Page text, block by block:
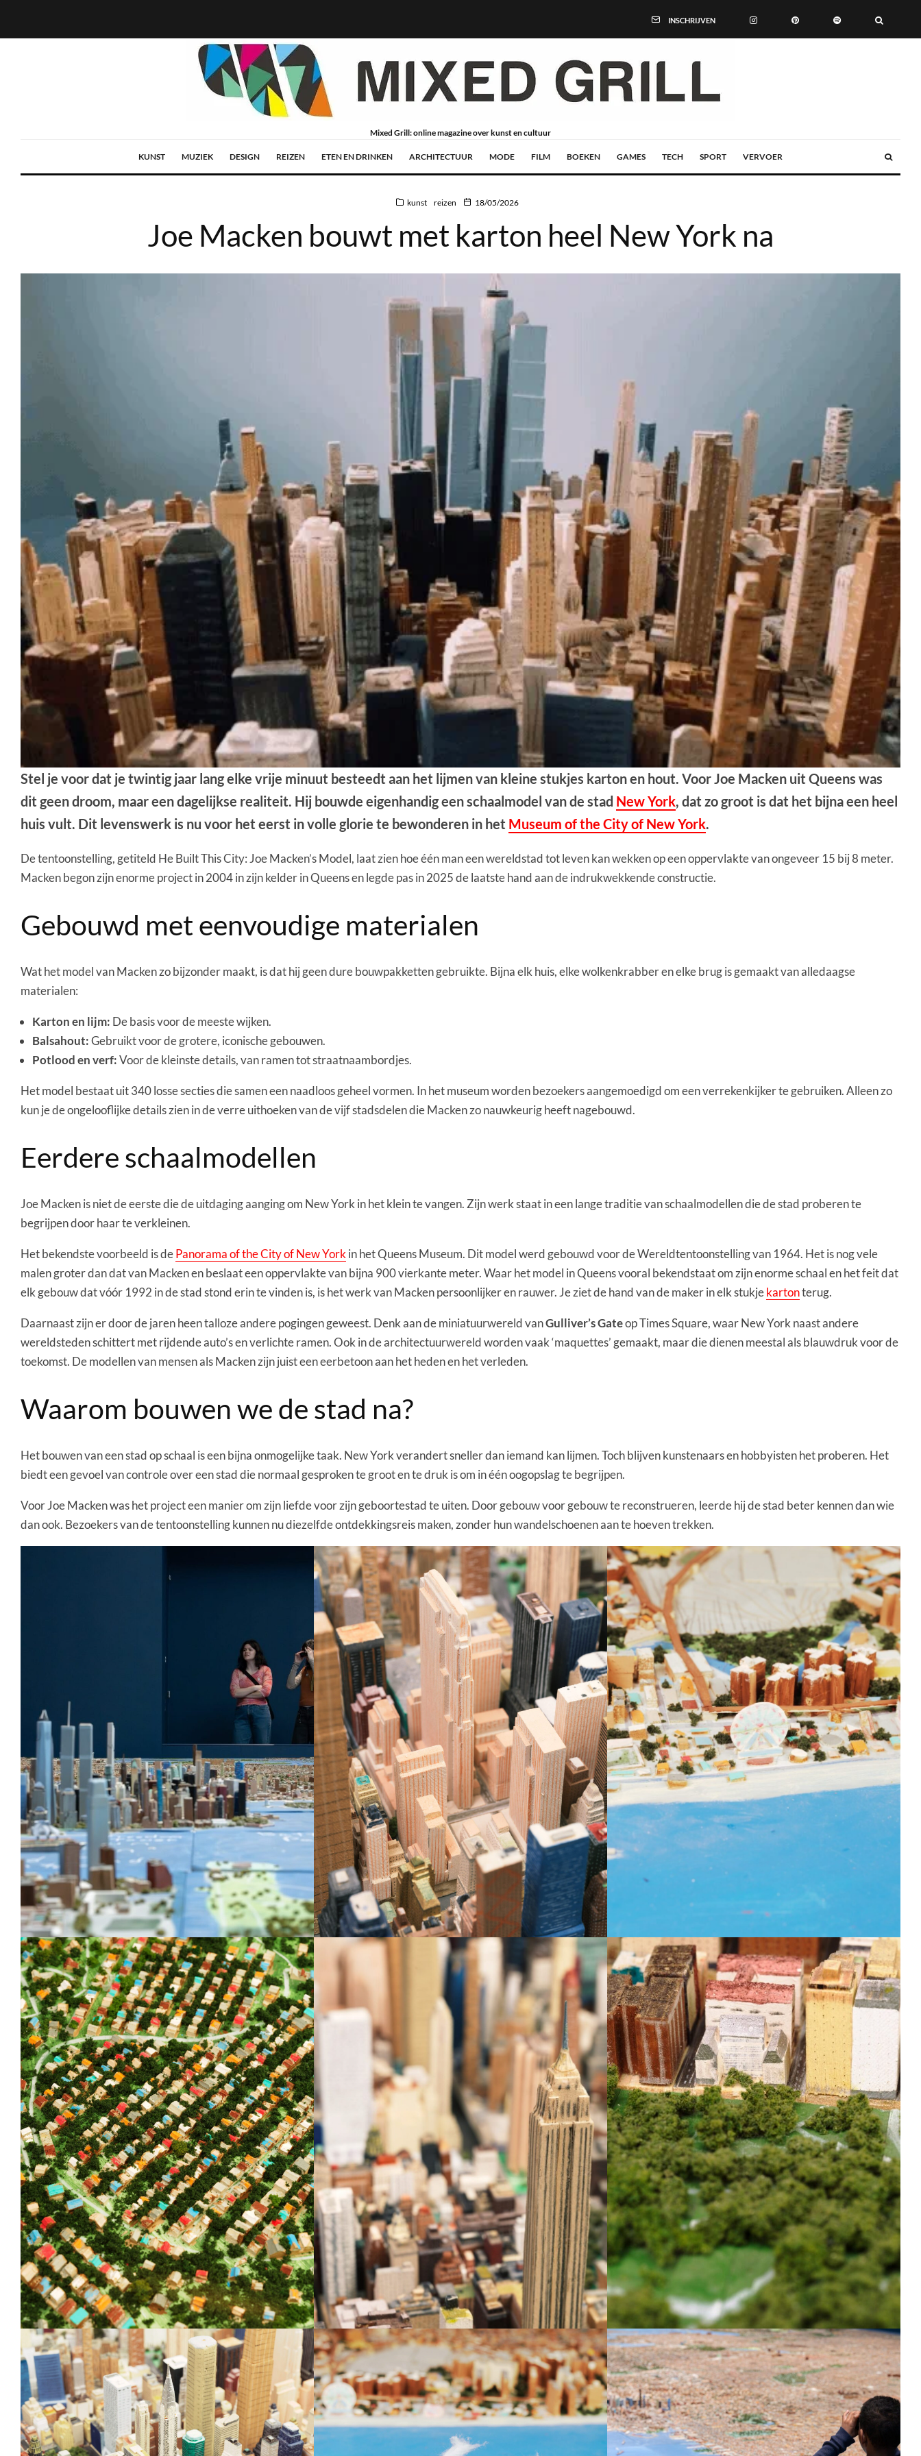
INSCHRIJVEN
Mixed Grill: online magazine over kunst en cultuur
KUNST MUZIEK DESIGN REIZEN ETEN EN DRINKEN ARCHITECTUUR MODE FILM BOEKEN GAMES TECH SPORT VERVOER
kunst reizen 18/05/2026
Joe Macken bouwt met karton heel New York na
Stel je voor dat je twintig jaar lang elke vrije minuut besteedt aan het lijmen van kleine stukjes karton en hout. Voor Joe Macken uit Queens was
dit geen droom, maar een dagelijkse realiteit. Hij bouwde eigenhandig een schaalmodel van de stad New York, dat zo groot is dat het bijna een heel
huis vult. Dit levenswerk is nu voor het eerst in volle glorie te bewonderen in het Museum of the City of New York.
De tentoonstelling, getiteld He Built This City: Joe Macken’s Model, laat zien hoe één man een wereldstad tot leven kan wekken op een oppervlakte van ongeveer 15 bij 8 meter.
Macken begon zijn enorme project in 2004 in zijn kelder in Queens en legde pas in 2025 de laatste hand aan de indrukwekkende constructie.
Gebouwd met eenvoudige materialen
Wat het model van Macken zo bijzonder maakt, is dat hij geen dure bouwpakketten gebruikte. Bijna elk huis, elke wolkenkrabber en elke brug is gemaakt van alledaagse
materialen:
Karton en lijm: De basis voor de meeste wijken.
Balsahout:Gebruikt voor de grotere, iconische gebouwen.
Potlood en verf:Voor de kleinste details, van ramen tot straatnaambordjes.
Het model bestaat uit 340 losse secties die samen een naadloos geheel vormen. In het museum worden bezoekers aangemoedigd om een verrekenkijker te gebruiken. Alleen zo
kun je de ongelooflijke details zien in de verre uithoeken van de vijf stadsdelen die Macken zo nauwkeurig heeft nagebouwd.
Eerdere schaalmodellen
Joe Macken is niet de eerste die de uitdaging aanging om New York in het klein te vangen. Zijn werk staat in een lange traditie van schaalmodellen die de stad proberen te
begrijpen door haar te verkleinen.
Het bekendste voorbeeld is dePanorama of the City of New Yorkin het Queens Museum. Dit model werd gebouwd voor de Wereldtentoonstelling van 1964. Het is nog vele
malen groter dan dat van Macken en beslaat een oppervlakte van bijna 900 vierkante meter. Waar het model in Queens vooral bekendstaat om zijn enorme schaal en het feit dat
elk gebouw dat vóór 1992 in de stad stond erin te vinden is, is het werk van Macken persoonlijker en rauwer. Je ziet de hand van de maker in elk stukjekartonterug.
Daarnaast zijn er door de jaren heen talloze andere pogingen geweest. Denk aan de miniatuurwereld vanGulliver’s Gateop Times Square, waar New York naast andere
wereldsteden schittert met rijdende auto’s en verlichte ramen. Ook in de architectuurwereld worden vaak ‘maquettes’ gemaakt, maar die dienen meestal als blauwdruk voor de
toekomst. De modellen van mensen als Macken zijn juist een eerbetoon aan het heden en het verleden.
Waarom bouwen we de stad na?
Het bouwen van een stad op schaal is een bijna onmogelijke taak. New York verandert sneller dan iemand kan lijmen. Toch blijven kunstenaars en hobbyisten het proberen. Het
biedt een gevoel van controle over een stad die normaal gesproken te groot en te druk is om in één oogopslag te begrijpen.
Voor Joe Macken was het project een manier om zijn liefde voor zijn geboortestad te uiten. Door gebouw voor gebouw te reconstrueren, leerde hij de stad beter kennen dan wie
dan ook. Bezoekers van de tentoonstelling kunnen nu diezelfde ontdekkingsreis maken, zonder hun wandelschoenen aan te hoeven trekken.